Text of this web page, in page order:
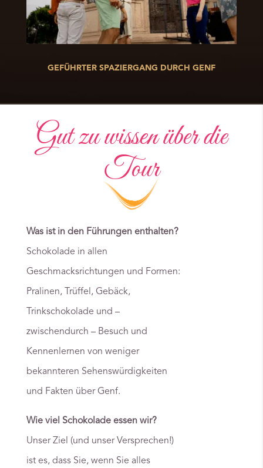
GEFÜHRTER SPAZIERGANG DURCH GENF
Gut zu wissen über die
Tour
Was ist in den Führungen enthalten?
Schokolade in allen
Geschmacksrichtungen und Formen:
Pralinen, Trüffel, Gebäck,
Trinkschokolade und –
zwischendurch – Besuch und
Kennenlernen von weniger
bekannteren Sehenswürdigkeiten
und Fakten über Genf.
Wie viel Schokolade essen wir?
Unser Ziel (und unser Versprechen!)
ist es, dass Sie, wenn Sie alles